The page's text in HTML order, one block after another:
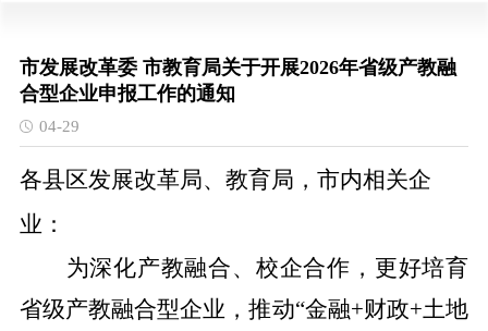
市发展改革委 市教育局关于开展2026年省级产教融
合型企业申报工作的通知
04-29
各县区发展改革局、教育局，市内相关企
业：
为深化产教融合、校企合作，更好培育
省级产教融合型企业，推动“金融+财政+土地